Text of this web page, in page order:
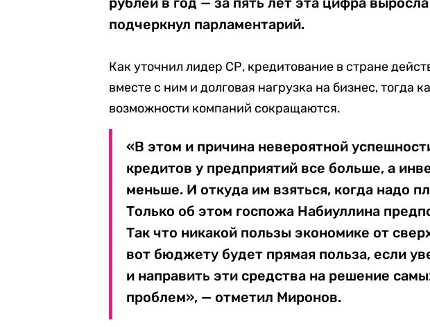
подчеркнул парламентарий.
Как уточнил лидер СР, кредитование в стране
вместе с ним и долговая нагрузка на бизнес, тогда
возможности компаний сокращаются.
«В этом и причина невероятной
кредитов у предприятий все больше, а
меньше. И откуда им взяться, когда надо
Только об этом госпожа Набиуллина
Так что никакой пользы экономике от
вот бюджету будет прямая польза, если
и направить эти средства на решение
проблем», — отметил Миронов.